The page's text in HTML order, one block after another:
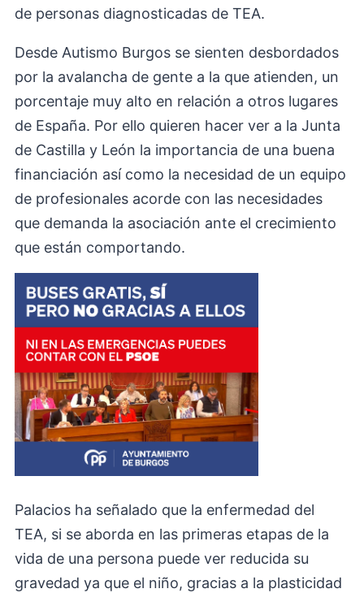
de personas diagnosticadas de TEA.
Desde Autismo Burgos se sienten desbordados
por la avalancha de gente a la que atienden, un
porcentaje muy alto en relación a otros lugares
de España. Por ello quieren hacer ver a la Junta
de Castilla y León la importancia de una buena
financiación así como la necesidad de un equipo
de profesionales acorde con las necesidades
que demanda la asociación ante el crecimiento
que están comportando.
Palacios ha señalado que la enfermedad del
TEA, si se aborda en las primeras etapas de la
vida de una persona puede ver reducida su
gravedad ya que el niño, gracias a la plasticidad